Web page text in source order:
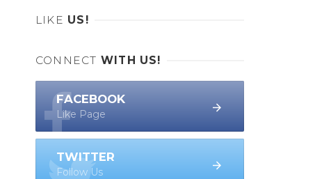
LIKE US!
CONNECT WITH US!
FACEBOOK
Like Page
TWITTER
Follow Us